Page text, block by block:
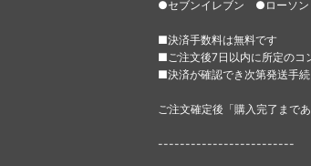
●セブンイレブン ●ローソ
■決済手数料は無料です
■ご注文後7日以内に所定のコ
■決済が確認でき次第発送手
ご注文確定後「購入完了まで
-------------------------